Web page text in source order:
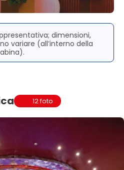
dimensioni,
variare (all’interno della
12 foto